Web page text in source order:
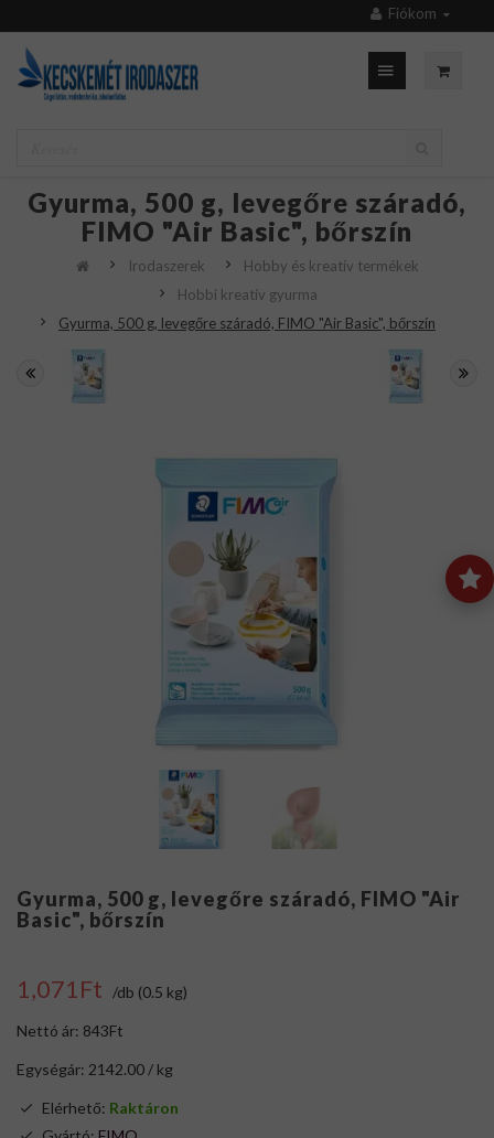
Fiókom
Gyurma, 500 g, levegőre száradó,
FIMO "Air Basic", bőrszín
Irodaszerek
Hobby és kreatív termékek
Hobbi kreatív gyurma
Gyurma, 500 g, levegőre száradó, FIMO "Air Basic", bőrszín
Gyurma, 500 g, levegőre száradó, FIMO "Air
Basic", bőrszín
1,071Ft /db (0.5 kg)
Nettó ár: 843Ft
Egységár: 2142.00 / kg
Elérhető: Raktáron